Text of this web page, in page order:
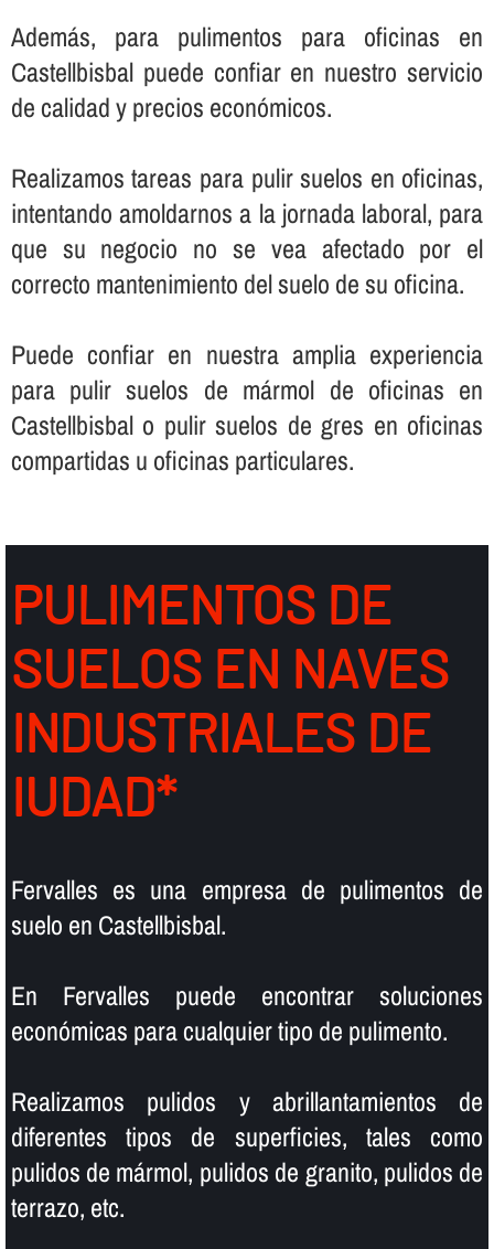
Además, para pulimentos para oficinas en
Castellbisbal puede confiar en nuestro servicio
de calidad y precios económicos.
Realizamos tareas para pulir suelos en oficinas,
intentando amoldarnos a la jornada laboral, para
que su negocio no se vea afectado por el
correcto mantenimiento del suelo de su oficina.
Puede confiar en nuestra amplia experiencia
para pulir suelos de mármol de oficinas en
Castellbisbal o pulir suelos de gres en oficinas
compartidas u oficinas particulares.
PULIMENTOS DE
SUELOS EN NAVES
INDUSTRIALES DE
IUDAD*
Fervalles es una empresa de pulimentos de
suelo en Castellbisbal.
En Fervalles puede encontrar soluciones
económicas para cualquier tipo de pulimento.
Realizamos pulidos y abrillantamientos de
diferentes tipos de superficies, tales como
pulidos de mármol, pulidos de granito, pulidos de
terrazo, etc.